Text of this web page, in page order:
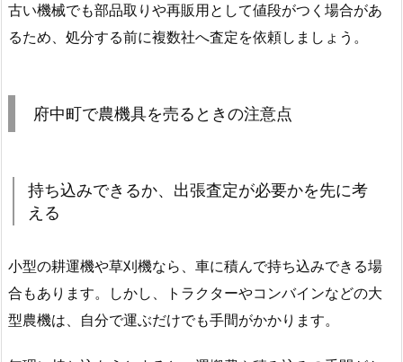
古い機械でも部品取りや再販用として値段がつく場合があ
るため、処分する前に複数社へ査定を依頼しましょう。
府中町で農機具を売るときの注意点
持ち込みできるか、出張査定が必要かを先に考
える
小型の耕運機や草刈機なら、車に積んで持ち込みできる場
合もあります。しかし、トラクターやコンバインなどの大
型農機は、自分で運ぶだけでも手間がかかります。